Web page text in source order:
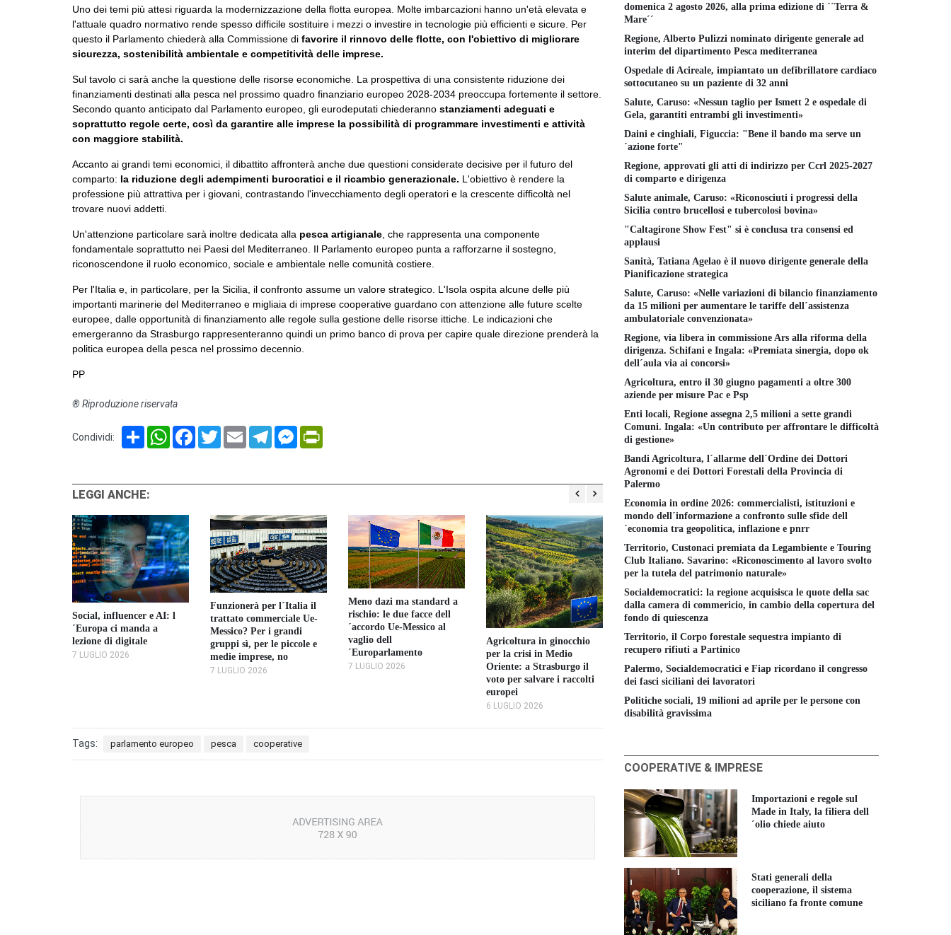
Uno dei temi più attesi riguarda la modernizzazione della flotta europea. Molte imbarcazioni hanno un'età elevata e
l'attuale quadro normativo rende spesso difficile sostituire i mezzi o investire in tecnologie più efficienti e sicure. Per
questo il Parlamento chiederà alla Commissione di favorire il rinnovo delle flotte, con l'obiettivo di migliorare
sicurezza, sostenibilità ambientale e competitività delle imprese.
Sul tavolo ci sarà anche la questione delle risorse economiche. La prospettiva di una consistente riduzione dei
finanziamenti destinati alla pesca nel prossimo quadro finanziario europeo 2028-2034 preoccupa fortemente il settore.
Secondo quanto anticipato dal Parlamento europeo, gli eurodeputati chiederanno stanziamenti adeguati e
soprattutto regole certe, così da garantire alle imprese la possibilità di programmare investimenti e attività
con maggiore stabilità.
Accanto ai grandi temi economici, il dibattito affronterà anche due questioni considerate decisive per il futuro del
comparto: la riduzione degli adempimenti burocratici e il ricambio generazionale. L'obiettivo è rendere la
professione più attrattiva per i giovani, contrastando l'invecchiamento degli operatori e la crescente difficoltà nel
trovare nuovi addetti.
Un'attenzione particolare sarà inoltre dedicata alla pesca artigianale, che rappresenta una componente
fondamentale soprattutto nei Paesi del Mediterraneo. Il Parlamento europeo punta a rafforzarne il sostegno,
riconoscendone il ruolo economico, sociale e ambientale nelle comunità costiere.
Per l'Italia e, in particolare, per la Sicilia, il confronto assume un valore strategico. L'Isola ospita alcune delle più
importanti marinerie del Mediterraneo e migliaia di imprese cooperative guardano con attenzione alle future scelte
europee, dalle opportunità di finanziamento alle regole sulla gestione delle risorse ittiche. Le indicazioni che
emergeranno da Strasburgo rappresenteranno quindi un primo banco di prova per capire quale direzione prenderà la
politica europea della pesca nel prossimo decennio.
PP
® Riproduzione riservata
Condividi: Share WhatsAppFacebook
TwitterEmail TelegramMessenger
LEGGI ANCHE:
Social, influencer e AI: l
´Europa ci manda a
lezione di digitale
7 LUGLIO 2026
Funzionerà per l´Italia il
trattato commerciale Ue-
Messico? Per i grandi
gruppi sì, per le piccole e
medie imprese, no
7 LUGLIO 2026
Meno dazi ma standard a
rischio: le due facce dell
´accordo Ue-Messico al
vaglio dell
´Europarlamento
7 LUGLIO 2026
Agricoltura in ginocchio
per la crisi in Medio
Oriente: a Strasburgo il
voto per salvare i raccolti
europei
6 LUGLIO 2026
Viaggiatori protetti,
automotive: la settimana
calda del Parlamento
Europeo
3 LUGLIO 2026
AI, l´Europa mette al
bando le app "nudifier"
Tags: parlamento europeo pesca cooperative
domenica 2 agosto 2026, alla prima edizione di ´´Terra &
Mare´´
Regione, Alberto Pulizzi nominato dirigente generale ad
interim del dipartimento Pesca mediterranea
Ospedale di Acireale, impiantato un defibrillatore cardiaco
sottocutaneo su un paziente di 32 anni
Salute, Caruso: «Nessun taglio per Ismett 2 e ospedale di
Gela, garantiti entrambi gli investimenti»
Daini e cinghiali, Figuccia: "Bene il bando ma serve un
´azione forte"
Regione, approvati gli atti di indirizzo per Ccrl 2025-2027
di comparto e dirigenza
Salute animale, Caruso: «Riconosciuti i progressi della
Sicilia contro brucellosi e tubercolosi bovina»
"Caltagirone Show Fest" si è conclusa tra consensi ed
applausi
Sanità, Tatiana Agelao è il nuovo dirigente generale della
Pianificazione strategica
Salute, Caruso: «Nelle variazioni di bilancio finanziamento
da 15 milioni per aumentare le tariffe dell´assistenza
ambulatoriale convenzionata»
Regione, via libera in commissione Ars alla riforma della
dirigenza. Schifani e Ingala: «Premiata sinergia, dopo ok
dell´aula via ai concorsi»
Agricoltura, entro il 30 giugno pagamenti a oltre 300
aziende per misure Pac e Psp
Enti locali, Regione assegna 2,5 milioni a sette grandi
Comuni. Ingala: «Un contributo per affrontare le difficoltà
di gestione»
Bandi Agricoltura, l´allarme dell´Ordine dei Dottori
Agronomi e dei Dottori Forestali della Provincia di
Palermo
Economia in ordine 2026: commercialisti, istituzioni e
mondo dell´informazione a confronto sulle sfide dell
´economia tra geopolitica, inflazione e pnrr
Territorio, Custonaci premiata da Legambiente e Touring
Club Italiano. Savarino: «Riconoscimento al lavoro svolto
per la tutela del patrimonio naturale»
Socialdemocratici: la regione acquisisca le quote della sac
dalla camera di commericio, in cambio della copertura del
fondo di quiescenza
Territorio, il Corpo forestale sequestra impianto di
recupero rifiuti a Partinico
Palermo, Socialdemocratici e Fiap ricordano il congresso
dei fasci siciliani dei lavoratori
Politiche sociali, 19 milioni ad aprile per le persone con
disabilità gravissima
COOPERATIVE & IMPRESE
Importazioni e regole sul
Made in Italy, la filiera dell
´olio chiede aiuto
Stati generali della
cooperazione, il sistema
siciliano fa fronte comune